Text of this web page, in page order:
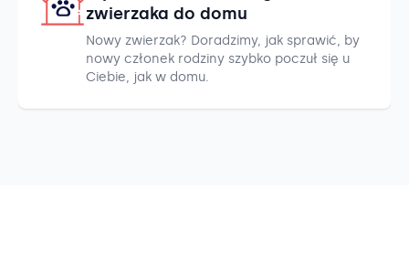
zwierzaka do domu
Nowy zwierzak? Doradzimy, jak sprawić, by
nowy członek rodziny szybko poczuł się u
Ciebie, jak w domu.